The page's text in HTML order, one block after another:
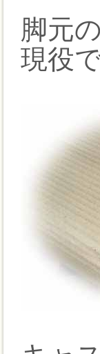
脚元
現役で